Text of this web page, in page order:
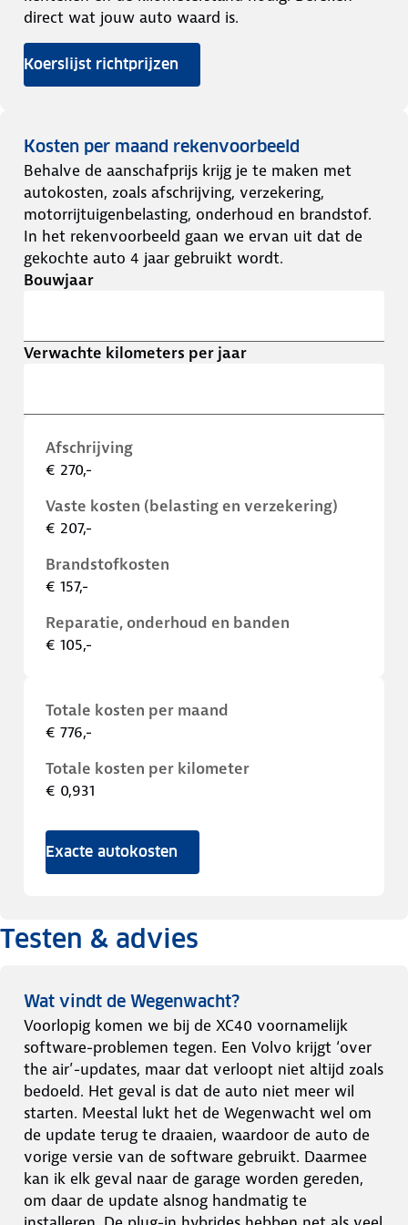
direct wat jouw auto waard is.
Koerslijst richtprijzen
Kosten per maand rekenvoorbeeld
Behalve de aanschafprijs krijg je te maken met
autokosten, zoals afschrijving, verzekering,
motorrijtuigenbelasting, onderhoud en brandstof.
In het rekenvoorbeeld gaan we ervan uit dat de
gekochte auto 4 jaar gebruikt wordt.
Bouwjaar
Verwachte kilometers per jaar
Afschrijving
€ 270,-
Vaste kosten (belasting en verzekering)
€ 207,-
Brandstofkosten
€ 157,-
Reparatie, onderhoud en banden
€ 105,-
Totale kosten per maand
€ 776,-
Totale kosten per kilometer
€ 0,931
Exacte autokosten
Testen & advies
Wat vindt de Wegenwacht?
Voorlopig komen we bij de XC40 voornamelijk
software-problemen tegen. Een Volvo krijgt ‘over
the air’-updates, maar dat verloopt niet altijd zoals
bedoeld. Het geval is dat de auto niet meer wil
starten. Meestal lukt het de Wegenwacht wel om
de update terug te draaien, waardoor de auto de
vorige versie van de software gebruikt. Daarmee
kan ik elk geval naar de garage worden gereden,
om daar de update alsnog handmatig te